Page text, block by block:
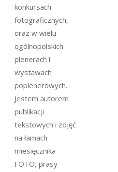
konkursach
fotograficznych,
oraz w wielu
ogólnopolskich
plenerach i
wystawach
poplenerowych.
Jestem autorem
publikacji
tekstowych i zdjęć
na łamach
miesięcznika
FOTO, prasy